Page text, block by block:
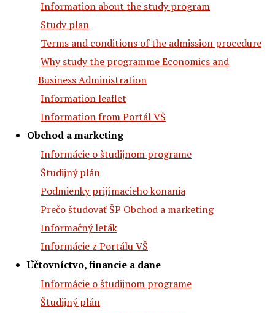
Information about the study program
Study plan
Terms and conditions of the admission procedure
Why study the programme Economics and
Business Administration
Information leaflet
Information from Portál VŠ
Obchod a marketing
Informácie o študijnom programe
Študijný plán
Podmienky prijímacieho konania
Prečo študovať ŠP Obchod a marketing
Informačný leták
Informácie z Portálu VŠ
Účtovníctvo, financie a dane
Informácie o študijnom programe
Študijný plán